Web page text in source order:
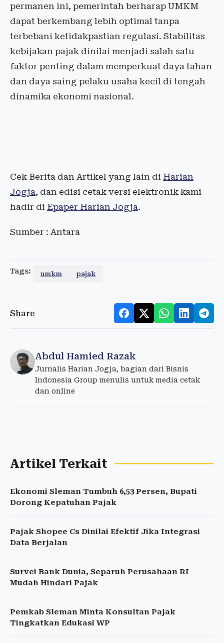
permanen ini, pemerintah berharap UMKM
dapat berkembang lebih optimal tanpa
terbebani ketidakpastian regulasi. Stabilitas
kebijakan pajak dinilai menjadi salah satu
faktor penting dalam memperkuat daya tahan
dan daya saing pelaku usaha kecil di tengah
dinamika ekonomi nasional.
Cek Berita dan Artikel yang lain di Harian
Jogja, dan edisi cetak versi elektronik kami
hadir di Epaper Harian Jogja.
Sumber : Antara
Tags: umkm pajak
Share
Abdul Hamied Razak
Jurnalis Harian Jogja, bagian dari Bisnis
Indonesia Group menulis untuk media cetak
dan online
Artikel Terkait
Ekonomi Sleman Tumbuh 6,53 Persen, Bupati
Dorong Kepatuhan Pajak
Pajak Shopee Cs Dinilai Efektif Jika Integrasi
Data Berjalan
Survei Bank Dunia, Separuh Perusahaan RI
Mudah Hindari Pajak
Pemkab Sleman Minta Konsultan Pajak
Tingkatkan Edukasi WP